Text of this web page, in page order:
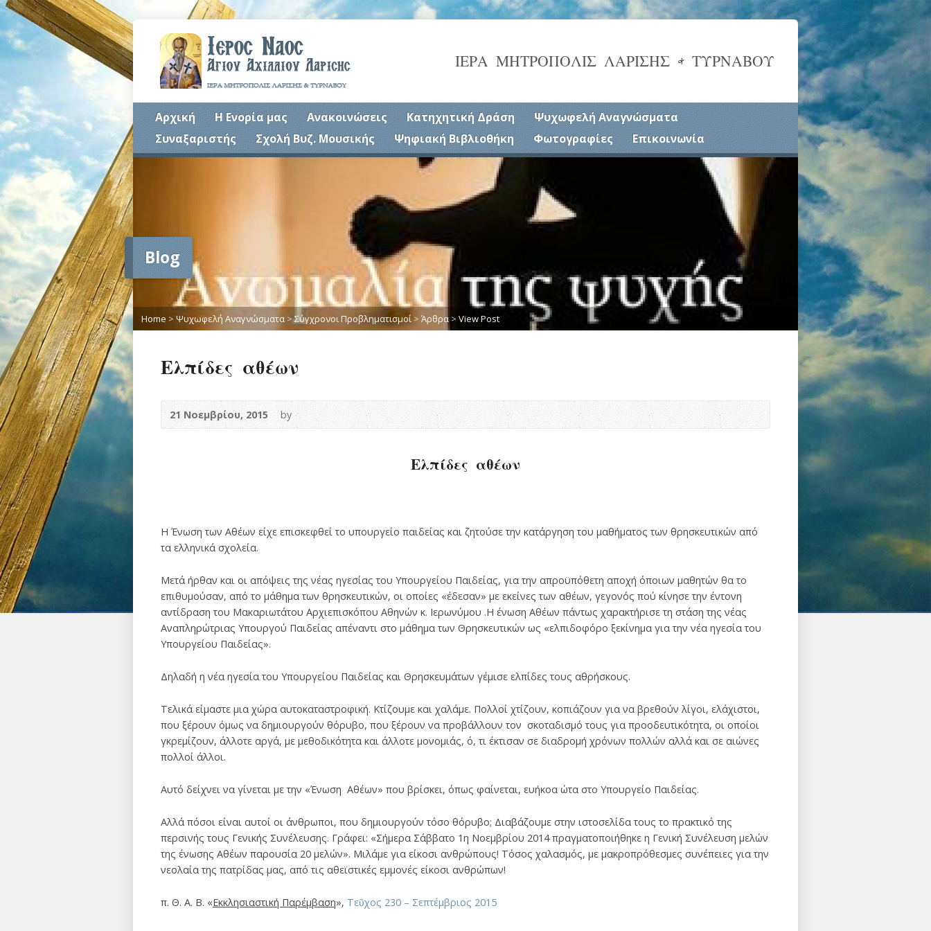
ΙΕΡΑ ΜΗΤΡΟΠΟΛΙΣ ΛΑΡΙΣΗΣ & ΤΥΡΝΑΒΟΥ
Αρχική Η Ενορία μας Ανακοινώσεις Κατηχητική Δράση
Ψυχωφελή Αναγνώσματα
Συναξαριστής
Σχολή Βυζ. Μουσικής Ψηφιακή Βιβλιοθήκη Φωτογραφίες Επικοινωνία
Blog
Home > Ψυχωφελή Αναγνώσματα >Σύγχρονοι Προβληματισμοί > Άρθρα > View Post
Ελπίδες αθέων
21 Νοεμβρίου, 2015 by
Ελπίδες αθέων
Η Ένωση των Αθέων είχε επισκεφθεί το υπουργείο παιδείας και ζητούσε την κατάργηση του μαθήματος των θρησκευτικών από
τα ελληνικά σχολεία.
Μετά ήρθαν και οι απόψεις της νέας ηγεσίας του Υπουργείου Παιδείας, για την απροϋπόθετη αποχή όποιων μαθητών θα το
επιθυμούσαν, από το μάθημα των θρησκευτικών, οι οποίες «έδεσαν» με εκείνες των αθέων, γεγονός πού κίνησε την έντονη
αντίδραση του Μακαριωτάτου Αρχιεπισκόπου Αθηνών κ. Ιερωνύμου .Η ένωση Αθέων πάντως χαρακτήρισε τη στάση της νέας
Αναπληρώτριας Υπουργού Παιδείας απέναντι στο μάθημα των Θρησκευτικών ως «ελπιδοφόρο ξεκίνημα για την νέα ηγεσία του
Υπουργείου Παιδείας».
Δηλαδή η νέα ηγεσία του Υπουργείου Παιδείας και Θρησκευμάτων γέμισε ελπίδες τους αθρήσκους.
Τελικά είμαστε μια χώρα αυτοκαταστροφική. Κτίζουμε και χαλάμε. Πολλοί χτίζουν, κοπιάζουν για να βρεθούν λίγοι, ελάχιστοι,
που ξέρουν όμως να δημιουργούν θόρυβο, που ξέρουν να προβάλλουν τον σκοταδισμό τους για προοδευτικότητα, οι οποίοι
γκρεμίζουν, άλλοτε αργά, με μεθοδικότητα και άλλοτε μονομιάς, ό, τι έκτισαν σε διαδρομή χρόνων πολλών αλλά και σε αιώνες
πολλοί άλλοι.
Αυτό δείχνει να γίνεται με την «Ένωση Αθέων» που βρίσκει, όπως φαίνεται, ευήκοα ώτα στο Υπουργείο Παιδείας.
Αλλά πόσοι είναι αυτοί οι άνθρωποι, που δημιουργούν τόσο θόρυβο; Διαβάζουμε στην ιστοσελίδα τους το πρακτικό της
περσινής τους Γενικής Συνέλευσης. Γράφει: «Σήμερα Σάββατο 1η Νοεμβρίου 2014 πραγματοποιήθηκε η Γενική Συνέλευση μελών
της ένωσης Αθέων παρουσία 20 μελών». Μιλάμε για είκοσι ανθρώπους! Τόσος χαλασμός, με μακροπρόθεσμες συνέπειες για την
νεολαία της πατρίδας μας, από τις αθεϊστικές εμμονές είκοσι ανθρώπων!
π. Θ. Α. Β. «Εκκλησιαστική Παρέμβαση», Τεῦχος 230 – Σεπτέμβριος 2015